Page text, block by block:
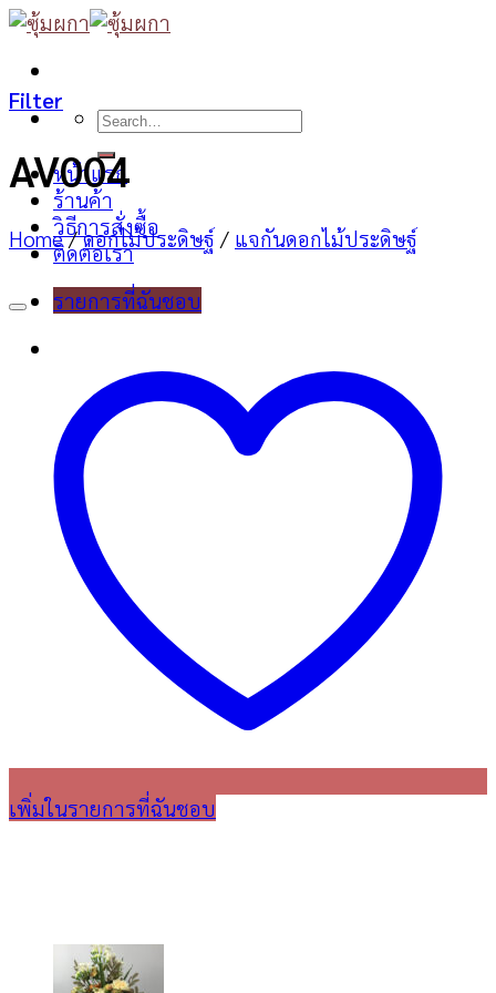
Skip
content
Search
หน้าแรก
ร้านค้า
วิธีการสั่งซื้อ
ติดต่อเรา
รายการที่ฉันชอบ
Filter
AV004
Home / ดอกไม้ประดิษฐ์ / แจกันดอกไม้ประดิษฐ์
เพิ่มในรายการที่ฉันชอบ